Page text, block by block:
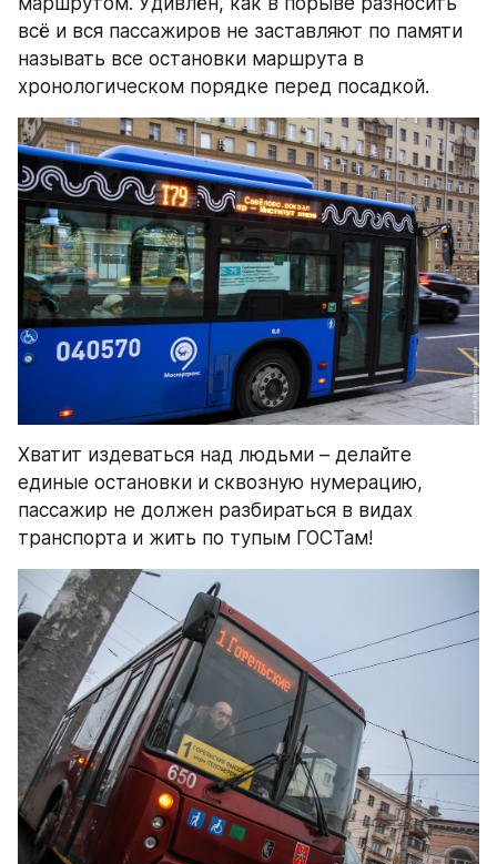
всё и вся пассажиров не заставляют по памяти
называть все остановки маршрута в
хронологическом порядке перед посадкой.
Хватит издеваться над людьми – делайте
единые остановки и сквозную нумерацию,
пассажир не должен разбираться в видах
транспорта и жить по тупым ГОСТам!